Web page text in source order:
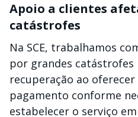
Apoio a clientes
catástrofes
Na SCE, trabalhamos
por grandes catástrofes
recuperação ao
pagamento conforme
estabelecer o serviço